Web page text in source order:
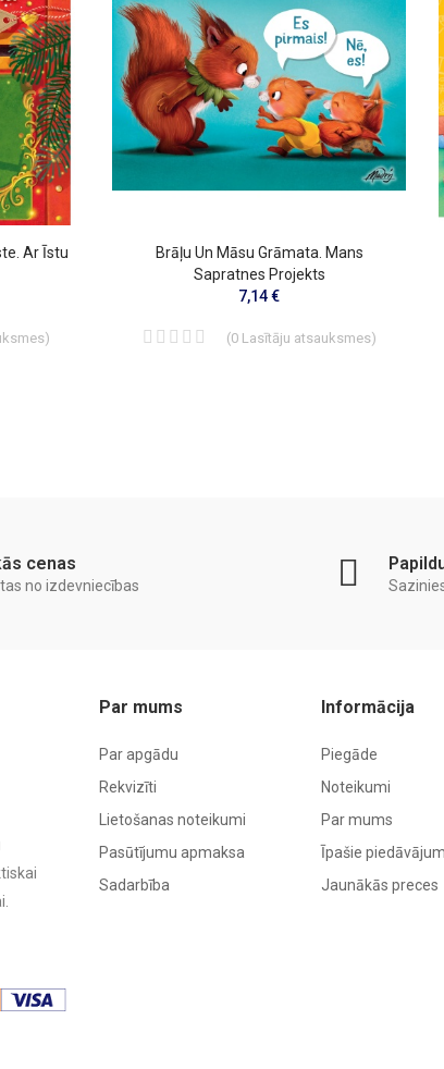
Ar Īstu
)
Brāļu Un Māsu Grāmata. Mans
Sapratnes Projekts
7,14 €
(0Lasītāju atsauksmes)
cenas
no izdevniecības
Par mums
Par apgādu
Rekvizīti
Lietošanas noteikumi
Pasūtījumu apmaksa
Sadarbība
Informācija
Piegāde
Noteikumi
Par mums
Īpašie
Jaunākās preces